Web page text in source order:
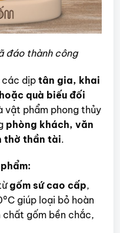
đáo thành công
các dịp tân gia, khai
quà biếu đối
vật phẩm phong thủy
phòng khách, văn
thờ thần tài.
gốm sứ cao cấp,
giúp loại bỏ hoàn
gốm bền chắc,